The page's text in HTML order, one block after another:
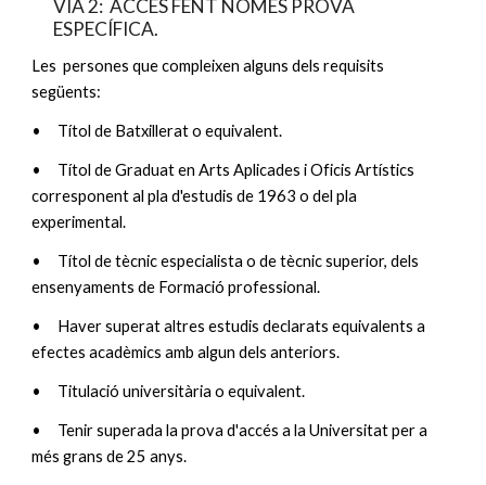
VIA 2: ACCÉS FENT NOMÉS PROVA
ESPECÍFICA.
Les persones que compleixen alguns dels requisits
següents:
• Títol de Batxillerat o equivalent.
•
Títol de Graduat en Arts Aplicades i Oficis Artístics
corresponent al pla d'estudis de 1963 o del pla
experimental.
•
Títol de tècnic especialista o de tècnic superior, dels
ensenyaments de Formació professional.
•
Haver superat altres estudis declarats equivalents a
efectes acadèmics amb algun dels anteriors.
• Titulació universitària o equivalent.
•
Tenir superada la prova d'accés a la Universitat per a
més grans de 25 anys.